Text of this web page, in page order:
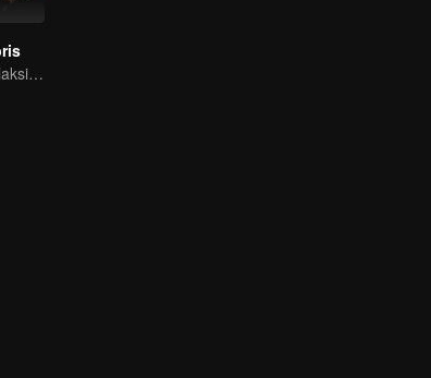
Petualangan Galaksi, Pertempuran Berdarah di Puing-Puing!